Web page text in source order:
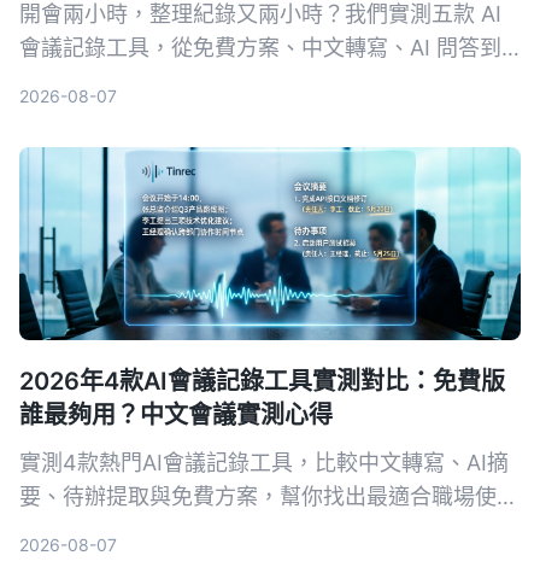
開會兩小時，整理紀錄又兩小時？我們實測五款 AI
會議記錄工具，從免費方案、中文轉寫、AI 問答到
2026-08-07
2026年4款AI會議記錄工具實測對比：免費版
誰最夠用？中文會議實測心得
實測4款熱門AI會議記錄工具，比較中文轉寫、AI摘
要、待辦提取與免費方案，幫你找出最適合職場使用
2026-08-07